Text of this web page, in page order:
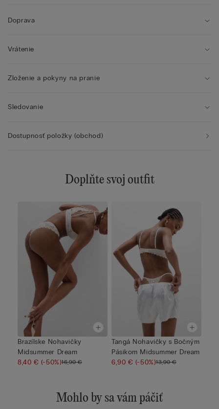
Doprava
Vrátenie
Zloženie a pokyny na pranie
Sledovanie
Dostupnosť položky (obchod)
Doplňte svoj outfit
Brazílske Nohavičky
Midsummer Dream
8,40 € (-50%)16,90 €
Tangá Nohavičky s Bočným
Pásikom Midsummer Dream
6,90 € (-50%)13,90 €
Mohlo by sa vám páčiť